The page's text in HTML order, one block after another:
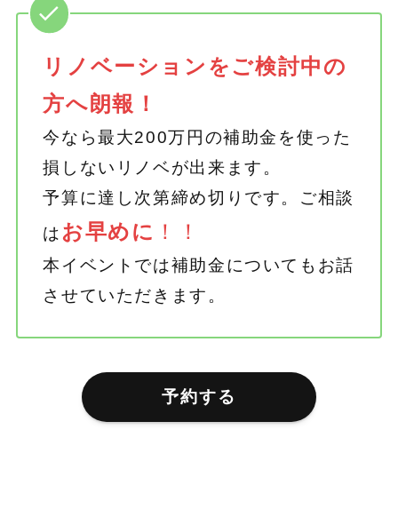
リノベーションをご検討中の
方へ朗報！
今なら最大200万円の補助金を使った
損しないリノベが出来ます。
予算に達し次第締め切りです。ご相談
は お早めに ！！
本イベントでは補助金についてもお話
させていただきます。
予約する